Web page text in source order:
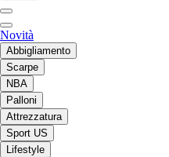
Novità
Abbigliamento
Scarpe
NBA
Palloni
Attrezzatura
Sport US
Lifestyle